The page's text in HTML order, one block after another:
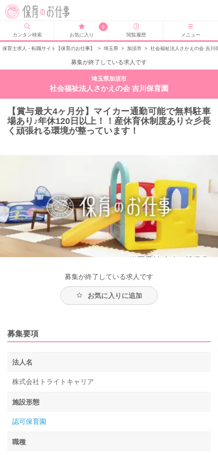
カンタン検索
0
お気に入り
閲覧履歴 メニュー
保育士求人・転職サイト【保育のお仕事】 > 埼玉県 > 加須市 > 社会福祉法人さかえの会 吉川
募集が終了している求人です
埼玉県加須市
社会福祉法人さかえの会 吉川保育園
【賞与最大4ヶ月分】マイカー通勤可能で無料駐車
場あり♪年休120日以上！！産休育休制度あり☆彡長
く頑張れる環境が整っています！
募集が終了している求人です
お気に入りに追加
募集要項
法人名
株式会社トライトキャリア
施設形態
認可保育園
職種